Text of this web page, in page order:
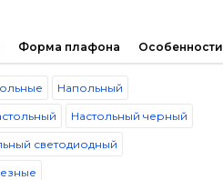
Форма плафона Особенности
Напольный
Настольный черный
светодиодный